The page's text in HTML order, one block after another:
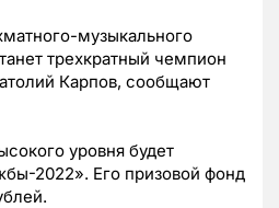
музыкального
трехкратный чемпион
Карпов, сообщают
уровня будет
2022». Его призовой фонд